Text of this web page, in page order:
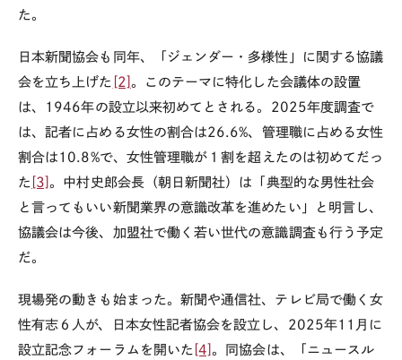
た。
日本新聞協会も同年、「ジェンダー・多様性」に関する協議
会を立ち上げた [2] 。このテーマに特化した会議体の設置
は、
1946年の設立以来初めてとされる。 2025年度調査で
は、記者に占める女性の割合は26.6%、管理職に占める女性
割合は 10.8%で、女性管理職が１割を超えたのは初めてだっ
た [3]。中村史郎会長（朝日新聞社）は「典型的な男性社会
と言ってもいい新聞業界の意識改革を進めたい」と明言し、
協議会は今後、加盟社で働く若い世代の意識調査も行う予定
だ。
現場発の動きも始まった。新聞や通信社、テレビ局で働く女
性有志６人が、日本女性記者協会を設立し、 2025年11 月に
設立記念フォーラムを開いた [4] 。同協会は、「ニュースル